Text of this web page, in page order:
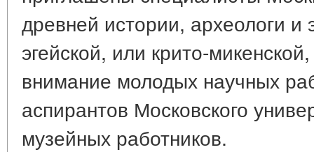
древней истории, археологи и
эгейской, или крито-
внимание молодых научных
аспирантов Московского
музейных работников.